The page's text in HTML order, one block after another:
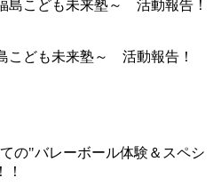
こども未来塾～ 活動報告！